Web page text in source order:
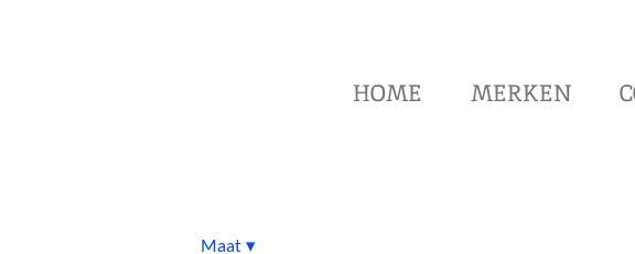
HOME MERKEN
Maat ▾